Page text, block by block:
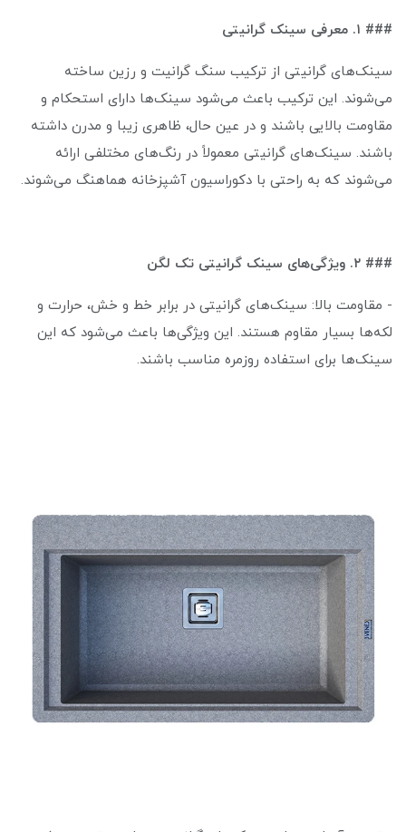
### ۱. معرفی سینک گرانیتی
سینک‌های گرانیتی از ترکیب سنگ گرانیت و رزین ساخته
می‌شوند. این ترکیب باعث می‌شود سینک‌ها دارای استحکام و
مقاومت بالایی باشند و در عین حال، ظاهری زیبا و مدرن داشته
باشند. سینک‌های گرانیتی معمولاً در رنگ‌های مختلفی ارائه
می‌شوند که به راحتی با دکوراسیون آشپزخانه هماهنگ می‌شوند.
### ۲. ویژگی‌های سینک گرانیتی تک لگن
- مقاومت بالا: سینک‌های گرانیتی در برابر خط و خش، حرارت و
لکه‌ها بسیار مقاوم هستند. این ویژگی‌ها باعث می‌شود که این
سینک‌ها برای استفاده روزمره مناسب باشند.